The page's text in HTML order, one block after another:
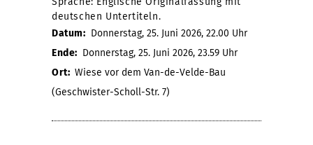
deutschen Untertiteln.
Datum: Donnerstag, 25. Juni 2026, 22.00 Uhr
Ende: Donnerstag, 25. Juni 2026, 23.59 Uhr
Ort: Wiese vor dem Van-de-Velde-Bau
(Geschwister-Scholl-Str. 7)